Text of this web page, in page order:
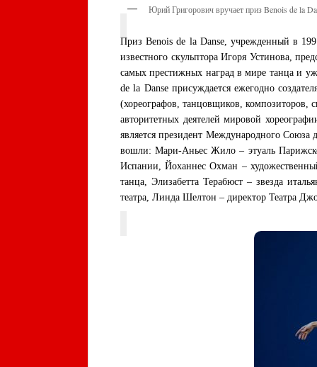
Юрий Григорович вручает приз Benois de la
ПризBenois de la Danse, учрежденный в
известного скульптора Игоря Устинова,
самых престижных наград в мире танца и
de la Danseприсуждается ежегодно
(хореографов, танцовщиков, композиторов,
авторитетных деятелей мировой
является президент Международного
вошли: Мари-Аньес Жило – этуаль
Испании, Йоханнес Охман –
танца, Элизабетта Терабюст – звезда
театра, Линда Шелтон – директор Театра